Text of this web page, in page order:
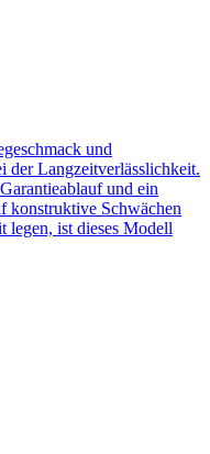
und
der Langzeitverlässlichkeit.
und ein
konstruktive Schwächen
legen, ist dieses Modell